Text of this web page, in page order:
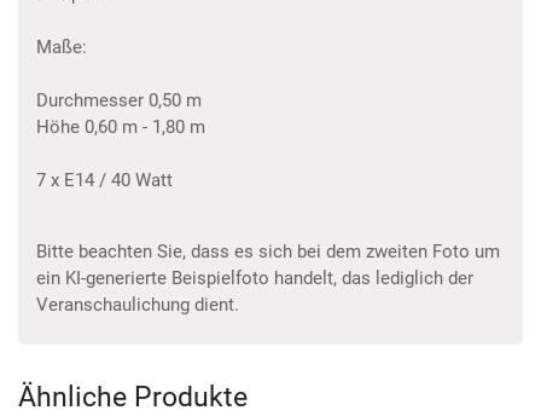
Maße:
Durchmesser 0,50 m
Höhe 0,60 m - 1,80 m
7 x E14 / 40 Watt
Bitte beachten Sie, dass es sich bei dem zweiten Foto um
ein KI-generierte Beispielfoto handelt, das lediglich der
Veranschaulichung dient.
Ähnliche Produkte